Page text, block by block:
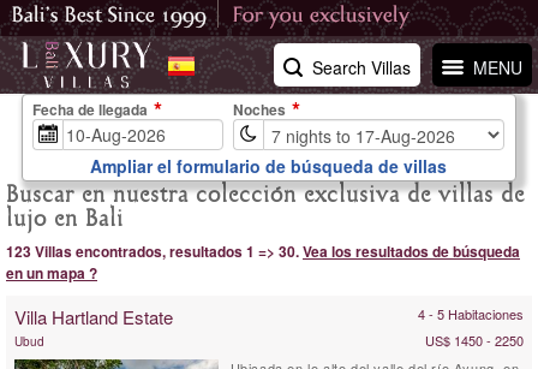
MENU
Search Villas
Buscar en nuestra colección exclusiva de villas de
lujo en Bali
123 Villas encontrados, resultados 1 => 30.Vea los resultados de búsqueda
en un mapa ?
Villa Hartland Estate 4 - 5 Habitaciones
Ubud
US$ 1450 - 2250
Fecha de llegada Noches
Ampliar el formulario de búsqueda de villas